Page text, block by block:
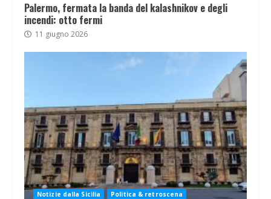
Palermo, fermata la banda del kalashnikov e degli
incendi: otto fermi
11 giugno 2026
Notizie dalla Sicilia Politica & retroscena